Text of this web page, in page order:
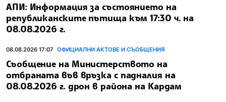
АПИ: Информация за състоянието на
републиканските пътища към 17:30 ч. на
08.08.2026 г.
08.08.2026 17:07 ОФИЦИАЛНИ АКТОВЕ И СЪОБЩЕНИЯ
Съобщение на Министерството на
отбраната във връзка с падналия на
08.08.2026 г. дрон в района на Кардам